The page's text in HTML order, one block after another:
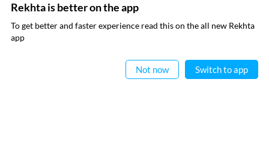
ریختہ نیوز لیٹر سبسکرائب کیجیے
آپ کو باقاعدگی سے کچھ حاصل کرنا ہے لیکن اس کے علاوہ آپ کسی بھی ای میل کا استعمال
Rekhta is better on the app
To get better and faster experience read this on the all new Rekhta
app
Not now Switch to app